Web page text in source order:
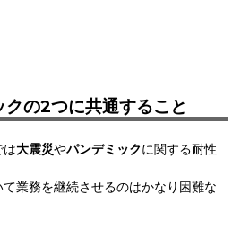
の2つに共通すること
は大震災やパンデミックに関する耐性
業務を継続させるのはかなり困難な